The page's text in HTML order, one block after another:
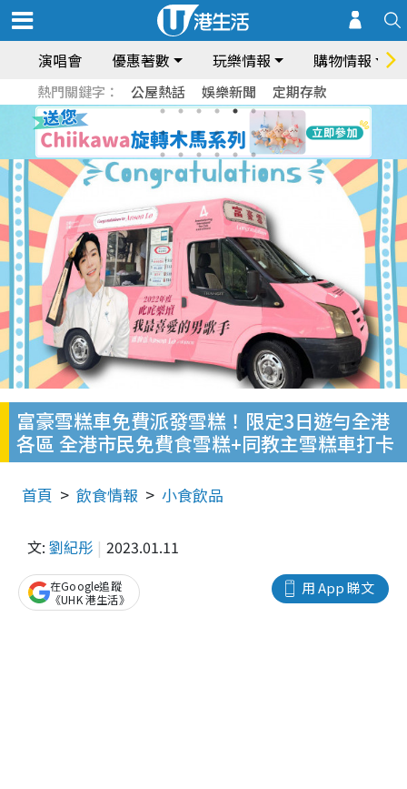
演唱會 優惠著數 玩樂情報 購物情報
熱門關鍵字： 公屋熱話 娛樂新聞 定期存款
富豪雪糕車免費派發雪糕！限定3日遊勻全港
各區 全港市民免費食雪糕+同教主雪糕車打卡
首頁 飲食情報 小食飲品
文: 劉紀彤 2023.01.11
用 App 睇文
在Google追蹤
《UHK 港生活》